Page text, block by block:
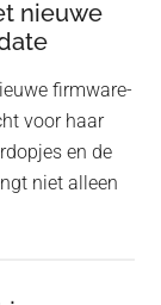
nieuwe
firmware-
voor haar
en de
niet alleen